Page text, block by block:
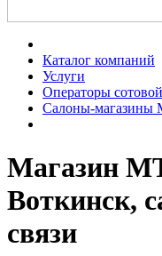
Каталог компаний
Услуги
Операторы
Салоны-магазины
Магазин
Воткинск,
связи